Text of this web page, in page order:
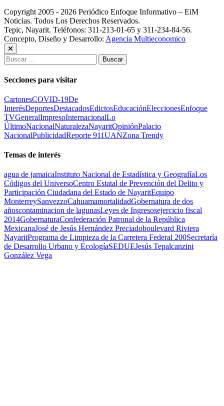
Copyright 2005 - 2026 Periódico Enfoque Informativo – EiM
Noticias. Todos Los Derechos Reservados.
Tepic, Nayarit. Teléfonos: 311-213-01-65 y 311-234-84-56.
Concepto, Diseño y Desarrollo: Agencia Multieconomico
Buscar:
Secciones para visitar
CartonesCOVID-19De
InterésDeportesDestacadosEdictosEducaciónEleccionesEnfoque
TVGeneralImpresoInternacionalLo
ÚltimoNacionalNaturalezaNayaritOpiniónPalacio
NacionalPublicidadReporte 911UANZona Trendy
Temas de interés
agua de jamaicaInstituto Nacional de Estadística y GeografíaLos
Códigos del UniversoCentro Estatal de Prevención del Delito y
Participación Ciudadana del Estado de NayaritEquipo
MonterreySanvezzoCahuamamortalidadGobernatura de dos
añoscontaminacion de lagunasLeyes de Ingresosejercicio fiscal
2014GobernaturaConfederación Patronal de la República
MexicanaJosé de Jesús Hernández Preciadoboulevard Riviera
NayaritPrograma de Limpieza de la Carretera Federal 200Secretaría
de Desarrollo Urbano y EcologíaSEDUEJesús Tepalcanzint
González Vega